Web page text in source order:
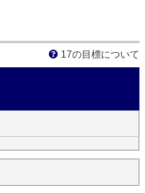
17の目標について